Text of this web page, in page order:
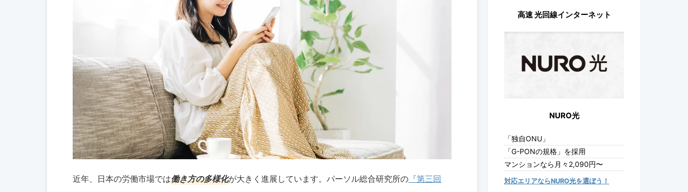
近年、日本の労働市場では働き方の多様化が大きく進展しています。パーソル総合研究所の 『第三回
高速 光回線インターネット
NURO光
「独自ONU」
「G-PONの規格」を採用
マンションなら月々2,090円〜
対応エリアならNURO光を選ぼう！